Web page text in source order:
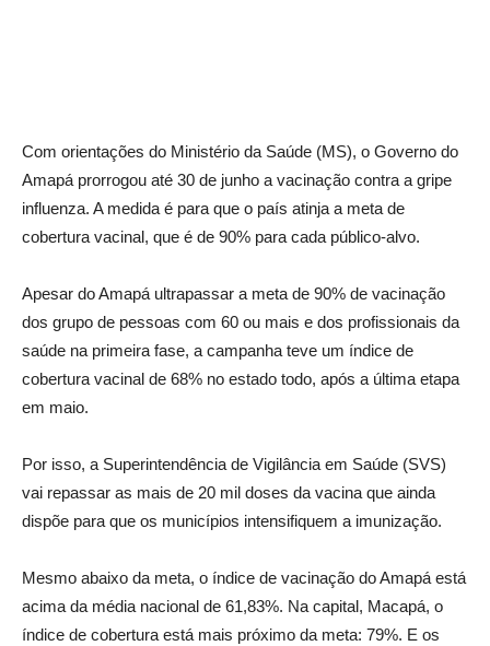
Com orientações do Ministério da Saúde (MS), o Governo do
Amapá prorrogou até 30 de junho a vacinação contra a gripe
influenza. A medida é para que o país atinja a meta de
cobertura vacinal, que é de 90% para cada público-alvo.
Apesar do Amapá ultrapassar a meta de 90% de vacinação
dos grupo de pessoas com 60 ou mais e dos profissionais da
saúde na primeira fase, a campanha teve um índice de
cobertura vacinal de 68% no estado todo, após a última etapa
em maio.
Por isso, a Superintendência de Vigilância em Saúde (SVS)
vai repassar as mais de 20 mil doses da vacina que ainda
dispõe para que os municípios intensifiquem a imunização.
Mesmo abaixo da meta, o índice de vacinação do Amapá está
acima da média nacional de 61,83%. Na capital, Macapá, o
índice de cobertura está mais próximo da meta: 79%. E os